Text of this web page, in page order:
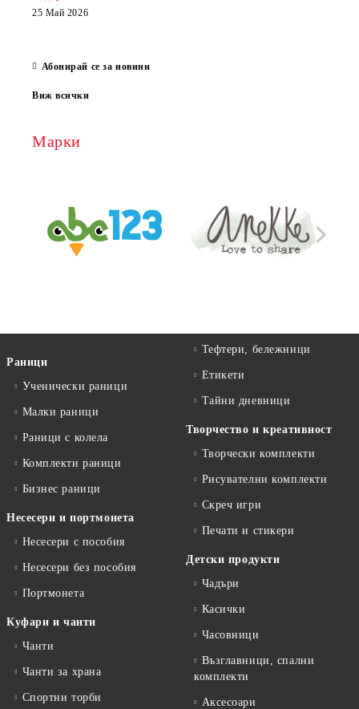
25 Май 2026
Абонирай се за новини
Виж всички
Марки
Раници
Ученически раници
Малки раници
Раници с колела
Комплекти раници
Бизнес раници
Несесери и портмонета
Несесери с пособия
Несесери без пособия
Портмонета
Куфари и чанти
Чанти
Чанти за храна
Спортни торби
Тефтери, бележници
Етикети
Тайни дневници
Творчество и креативност
Творчески комплекти
Рисувателни комплекти
Скреч игри
Печати и стикери
Детски продукти
Чадъри
Касички
Часовници
Възглавници, спални
комплекти
Аксесоари